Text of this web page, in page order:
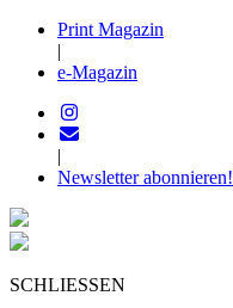
Print Magazin
|
e-Magazin
|
Newsletter abonnieren!
SCHLIESSEN